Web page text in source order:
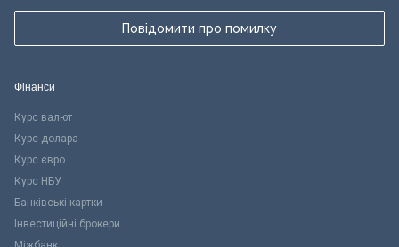
Повідомити про помилку
Фінанси
Курс валют
Курс долара
Курс євро
Курс НБУ
Банківські картки
Інвестиційні брокери